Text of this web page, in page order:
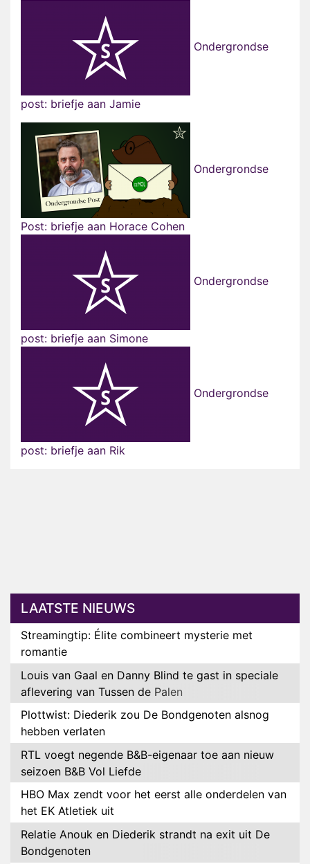
Ondergrondse
post: briefje aan Jamie
Ondergrondse
Post: briefje aan Horace Cohen
Ondergrondse
post: briefje aan Simone
Ondergrondse
post: briefje aan Rik
LAATSTE NIEUWS
Streamingtip: Élite combineert mysterie met
romantie
Louis van Gaal en Danny Blind te gast in speciale
aflevering van Tussen de Palen
Plottwist: Diederik zou De Bondgenoten alsnog
hebben verlaten
RTL voegt negende B&B-eigenaar toe aan nieuw
seizoen B&B Vol Liefde
HBO Max zendt voor het eerst alle onderdelen van
het EK Atletiek uit
Relatie Anouk en Diederik strandt na exit uit De
Bondgenoten